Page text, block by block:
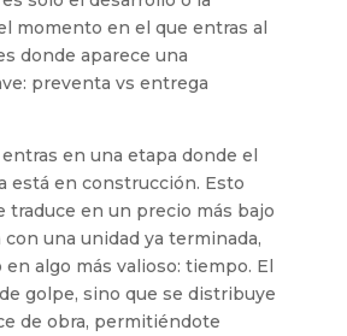
momento en el que entras al
donde aparece una
preventa vs entrega
entras en una etapa donde el
está en construcción. Esto
traduce en un precio más bajo
una unidad ya terminada,
algo más valioso: tiempo. El
golpe, sino que se distribuye
de obra, permitiéndote